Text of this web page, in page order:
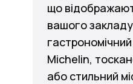
що
вашого
Michelin,
або стильний